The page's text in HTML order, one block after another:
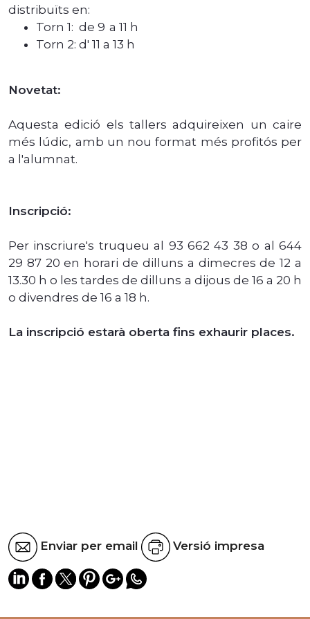
distribuïts en:
Torn 1: de 9 a 11 h
Torn 2: d' 11 a 13 h
Novetat:
Aquesta edició els tallers adquireixen un caire
més lúdic, amb un nou format més profitós per
a l'alumnat.
Inscripció:
Per inscriure's truqueu al 93 662 43 38 o al 644
29 87 20 en horari de dilluns a dimecres de 12 a
13.30 h o les tardes de dilluns a dijous de 16 a 20 h
o divendres de 16 a 18 h.
La inscripció estarà oberta fins exhaurir places.
Enviar per email Versió impresa